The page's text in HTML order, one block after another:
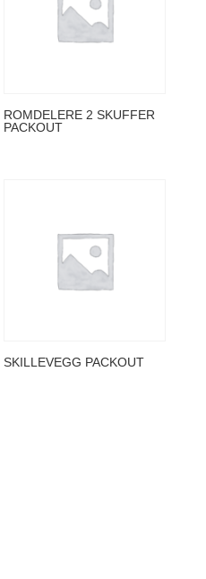
ROMDELERE 2 SKUFFER
PACKOUT
SKILLEVEGG PACKOUT